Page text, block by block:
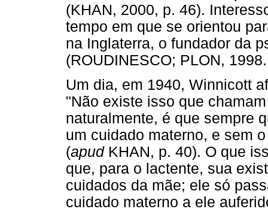
(KHAN, 2000, p. 46).
tempo em que se orientou
na Inglaterra, o fundador da
(ROUDINESCO; PLON,
Um dia, em 1940, Winnicott
"Não existe isso que
naturalmente, é que sempre
um cuidado materno, e sem
(apudKHAN, p. 40). O que
que, para o lactente, sua
cuidados da mãe; ele só
cuidado materno a ele